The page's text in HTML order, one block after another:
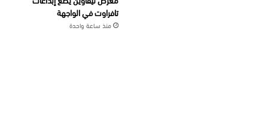
تافراوت في الواجهة
منذ ساعة واحدة